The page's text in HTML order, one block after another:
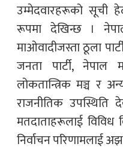
उम्मेदवारहरूको सूची
रूपमा देखिन्छ ।
माओवादीजस्ता ठूला
जनता पार्टी, नेपाल
लोकतान्त्रिक मञ्च र
राजनीतिक
मतदाताहरूलाई
निर्वाचन परिणामलाई